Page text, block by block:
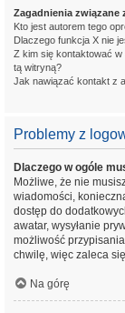
Zagadnienia związane
Kto jest autorem tego
Dlaczego funkcja X nie
Z kim się kontaktować
tą witryną?
Jak nawiązać kontakt z
Problemy z
Dlaczego w ogóle
Możliwe, że nie
wiadomości,
dostęp do
awatar, wysyłanie
możliwość
chwilę, więc zaleca
Na górę